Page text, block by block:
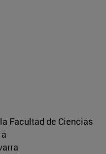
Facultad de Ciencias